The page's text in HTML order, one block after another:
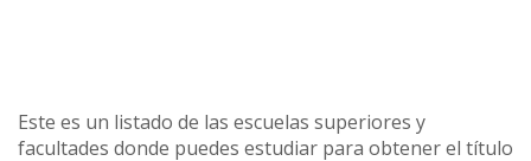
Este es un listado de las escuelas superiores y
facultades donde puedes estudiar para obtener el título